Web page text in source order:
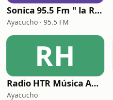
Sonica 95.5 Fm " la Radio a Colores"
Ayacucho · 95.5 FM
RH
Radio HTR Música Andina
Ayacucho